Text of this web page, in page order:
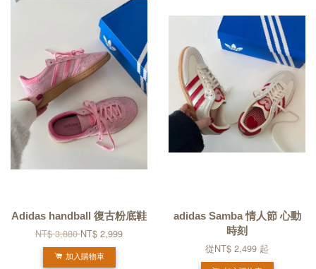
Adidas handball 復古粉底鞋
NT$ 3,880NT$ 2,999
加入購物車
adidas Samba 情人節 心動
時刻
從NT$ 2,499 起